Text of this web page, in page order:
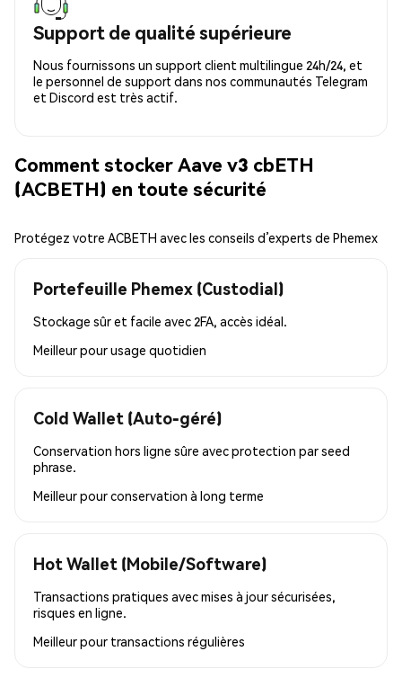
Support de qualité supérieure
Nous fournissons un support client multilingue 24h/24, et
le personnel de support dans nos communautés Telegram
et Discord est très actif.
Comment stocker Aave v3 cbETH
(ACBETH) en toute sécurité
Protégez votre ACBETH avec les conseils d’experts de Phemex
Portefeuille Phemex (Custodial)
Stockage sûr et facile avec 2FA, accès idéal.
Meilleur pourusage quotidien
Cold Wallet (Auto-géré)
Conservation hors ligne sûre avec protection par seed
phrase.
Meilleur pourconservation à long terme
Hot Wallet (Mobile/Software)
Transactions pratiques avec mises à jour sécurisées,
risques en ligne.
Meilleur pour transactions régulières